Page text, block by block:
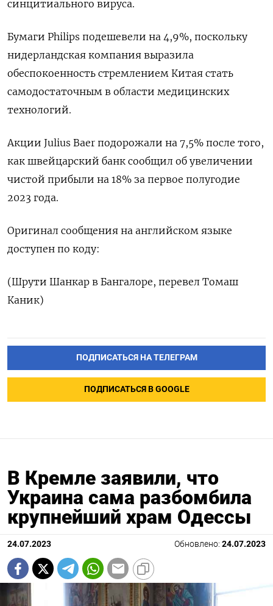
синцитиального вируса.
Бумаги Philips подешевели на 4,9%, поскольку
нидерландская компания выразила
обеспокоенность стремлением Китая стать
самодостаточным в области медицинских
технологий.
Акции Julius Baer подорожали на 7,5% после того,
как швейцарский банк сообщил об увеличении
чистой прибыли на 18% за первое полугодие
2023 года.
Оригинал сообщения на английском языке
доступен по коду:
(Шрути Шанкар в Бангалоре, перевел Томаш
Каник)
ПОДПИСАТЬСЯ НА ТЕЛЕГРАМ
ПОДПИСАТЬСЯ В GOOGLE
В Кремле заявили, что
Украина сама разбомбила
крупнейший храм Одессы
24.07.2023 Обновлено: 24.07.2023